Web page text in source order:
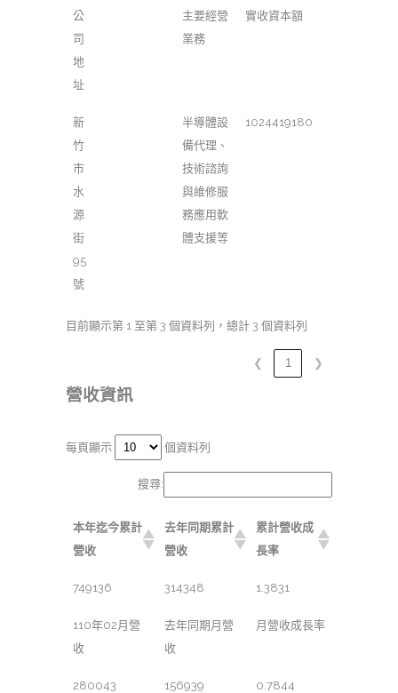
公
司
地
址
主要經營
業務
實收資本額
新
竹
市
水
源
街
95
號
半導體設
備代理、
技術諮詢
與維修服
務應用軟
體支援等
1024419180
目前顯示第 1 至第 3 個資料列，總計 3 個資料列
❮ 1 ❯
營收資訊
每頁顯示 個資料列
搜尋:
本年迄今累計
營收
去年同期累計
營收
累計營收成
長率
749136 314348 1.3831
110年02月營
收
去年同期月營
收
月營收成長率
280043 156939 0.7844